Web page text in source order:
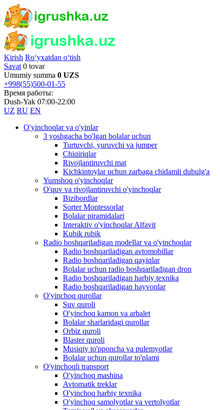
Kirish Ro‘yxatdan o‘tish
Savat 0 tovar
Umumiy summa 0 UZS
+998(55)500-01-55
Время работы:
Dush-Yak 07:00-22:00
UZ RU EN
O'yinchoqlar va o'yinlar
3 yoshgacha bo'lgan bolalar uchun
Turtuvchi, yuruvchi va jumper
Chiqiriqlar
Rivojlantiruvchi mat
Kichkintoylar uchun zarbaga chidamli dubulg'a
Yumshoq o'yinchoqlar
O'quv va rivojlantiruvchi o'yinchoqlar
Bizibordlar
Sorter Montessorlar
Bolalar piramidalari
Interaktiv o'yinchoqlar Alfavit
Kubik rubik
Radio boshqariladigan modellar va o'yinchoqlar
Radio boshqariladigan avtomobillar
Radio boshqariladigan qayiqlar
Bolalar uchun radio boshqariladigan dron
Radio boshqariladigan harbiy texnika
Radio boshqariladigan hayvonlar
O'yinchoq qurollar
Suv quroli
O'yinchoq kamon va arbalet
Bolalar sharlaridagi qurollar
Orbiz quroli
Blaster quroli
Musiqiy to'pponcha va pulemyotlar
Bolalar uchun qurollar to'plami
O'yinchoqli transport
O'yinchoq mashina
Avtomatik treklar
O'yinchoq harbiy texnika
O'yinchoq samolyotlar va vertolyotlar